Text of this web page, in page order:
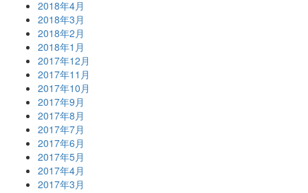
2018年4月
2018年3月
2018年2月
2018年1月
2017年12月
2017年11月
2017年10月
2017年9月
2017年8月
2017年7月
2017年6月
2017年5月
2017年4月
2017年3月